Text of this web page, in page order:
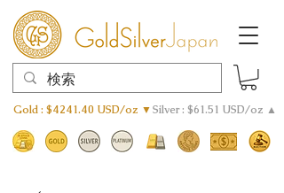
Gold : $4241.40 USD/oz ▼Silver : $61.51 USD/oz ▲